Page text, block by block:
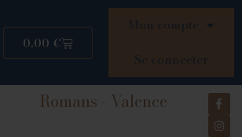
0.00 €
Mon compte
Se connecter
Romans - Valence